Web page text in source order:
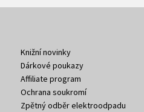
Knižní novinky
Dárkové poukazy
Affiliate program
Ochrana soukromí
Zpětný odběr elektroodpadu